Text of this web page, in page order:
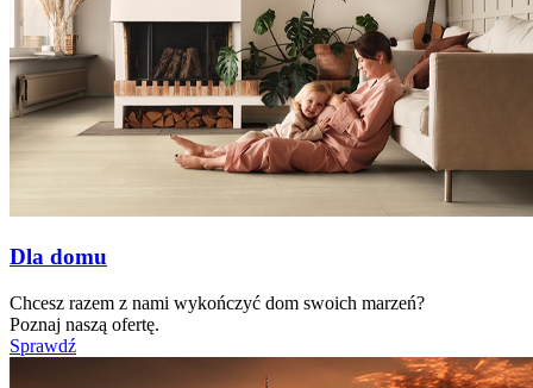
Dla domu
Chcesz razem z nami wykończyć dom swoich marzeń?
Poznaj naszą ofertę.
Sprawdź